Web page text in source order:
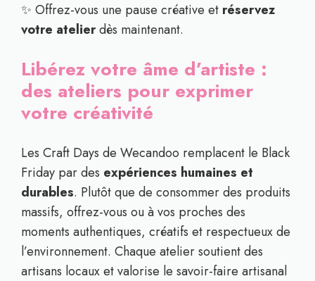
✨ Offrez-vous une pause créative et réservez
votre atelierdès maintenant.
Libérez votre âme d’artiste :
des ateliers pour exprimer
votre créativité
Les Craft Days de Wecandoo remplacent le Black
Friday par des expériences humaines et
durables. Plutôt que de consommer des produits
massifs, offrez-vous ou à vos proches des
moments authentiques, créatifs et respectueux de
l’environnement. Chaque atelier soutient des
artisans locaux et valorise le savoir-faire artisanal